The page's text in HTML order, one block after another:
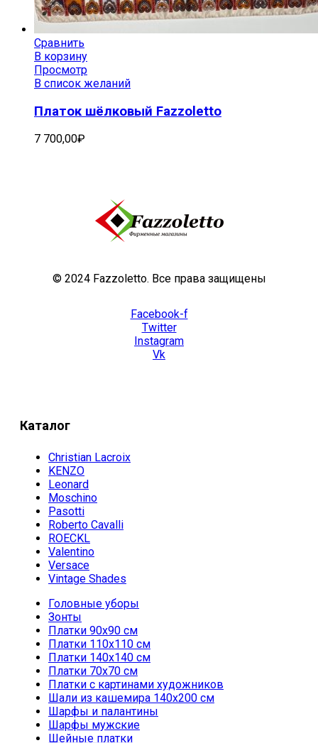
Сравнить
В корзину
Просмотр
В список желаний
Платок шёлковый Fazzoletto
7 700,00₽
© 2024 Fazzoletto. Все права защищены
Facebook-f
Twitter
Instagram
Vk
Каталог
Christian Lacroix
KENZO
Leonard
Moschino
Pasotti
Roberto Cavalli
ROECKL
Valentino
Versace
Vintage Shades
Головные уборы
Зонты
Платки 90х90 см
Платки 110х110 см
Платки 140х140 см
Платки 70х70 см
Платки с картинами художников
Шали из кашемира 140х200 см
Шарфы и палантины
Шарфы мужские
Шейные платки